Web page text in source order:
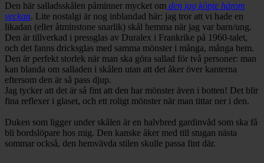
Den här salladsskålen påminner mycket om den jag köpte härom
veckan. Lite nostalgi är nog inblandad här: jag tror att vi hade en
likadan (eller åtminstone snarlik) skål hemma när jag var barn/ung.
Den är tillverkad i pressglas av Duralex i Frankrike på 1960-talet,
och det fanns dricksglas med samma mönster i många, många hem.
Den är perfekt storlek när man ska göra sallad för två personer: man
kan blanda om salladen i skålen utan att det åker över kanterna
eftersom den är så pass djup.
Jag tycker att det är så fint att den har mönster även i botten! Det blir
fina reflexer i glaset, och ett roligt mönster när man tittar ner i den.
Duken som ligger under skålen är en halvbred gardinvåd som ska få
bli bordslöpare hos mig. Den kanske åker med till stugan nästa
sommar också, den hemvävda stilen skulle passa fint där.